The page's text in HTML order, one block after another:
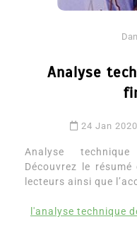
Analyse
24 Jan 2020
Analyse
Découvrez le
lecteurs ainsi que
l'analyse technique